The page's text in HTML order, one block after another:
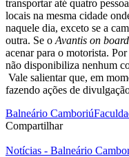
transportar até quatro
locais na mesma cidade
naquele dia, exceto se a
outra. Se o Avantis on board
acenar para o motorista.
não disponibiliza nenhum
Vale salientar que, em
fazendo ações de
Balneário Camboriú
Compartilhar
Notícias - Balneário